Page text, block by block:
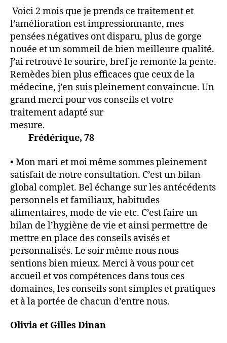
Voici 2 mois que je prends ce traitement et
l’amélioration est impressionnante, mes
pensées négatives ont disparu, plus de gorge
nouée et un sommeil de bien meilleure qualité.
J’ai retrouvé le sourire, bref je remonte la pente.
Remèdes bien plus efficaces que ceux de la
médecine, j’en suis pleinement convaincue. Un
grand merci pour vos conseils et votre
traitement adapté sur
mesure.
Frédérique, 78
• Mon mari et moi même sommes pleinement
satisfait de notre consultation. C’est un bilan
global complet. Bel échange sur les antécédents
personnels et familiaux, habitudes
alimentaires, mode de vie etc. C’est faire un
bilan de l’hygiène de vie et ainsi permettre de
mettre en place des conseils avisés et
personnalisés. Le soir même nous nous
sentions bien mieux. Merci à vous pour cet
accueil et vos compétences dans tous ces
domaines, les conseils sont simples et pratiques
et à la portée de chacun d’entre nous.
Olivia et Gilles Dinan